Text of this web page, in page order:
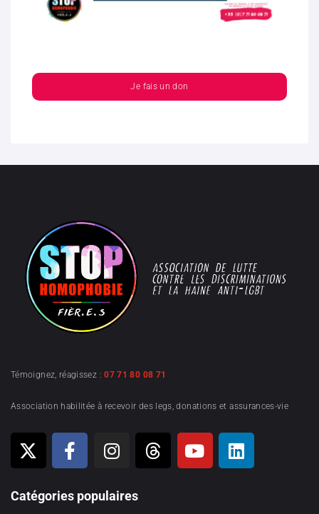
Je fais un don
Témoignez, réagissez :07 71 80 08 71
Association habilitée à recevoir des legs, donations et assurances-vie
Catégories populaires